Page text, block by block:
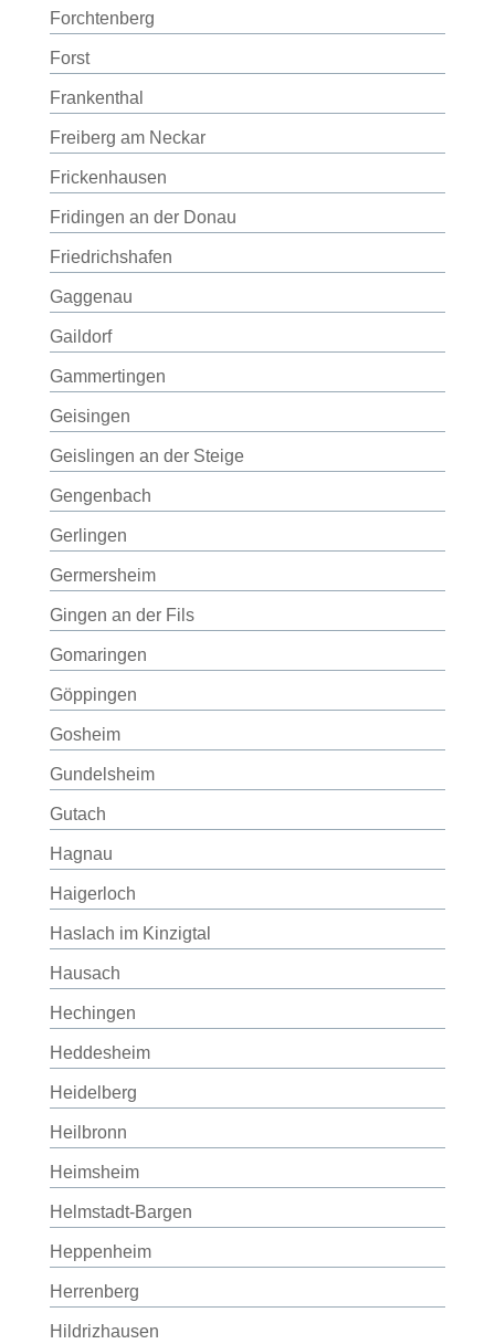
Forchtenberg
Forst
Frankenthal
Freiberg am Neckar
Frickenhausen
Fridingen an der Donau
Friedrichshafen
Gaggenau
Gaildorf
Gammertingen
Geisingen
Geislingen an der Steige
Gengenbach
Gerlingen
Germersheim
Gingen an der Fils
Gomaringen
Göppingen
Gosheim
Gundelsheim
Gutach
Hagnau
Haigerloch
Haslach im Kinzigtal
Hausach
Hechingen
Heddesheim
Heidelberg
Heilbronn
Heimsheim
Helmstadt-Bargen
Heppenheim
Herrenberg
Hildrizhausen